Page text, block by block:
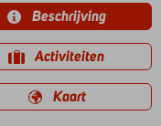
Beschrijving
Activiteiten
Kaart